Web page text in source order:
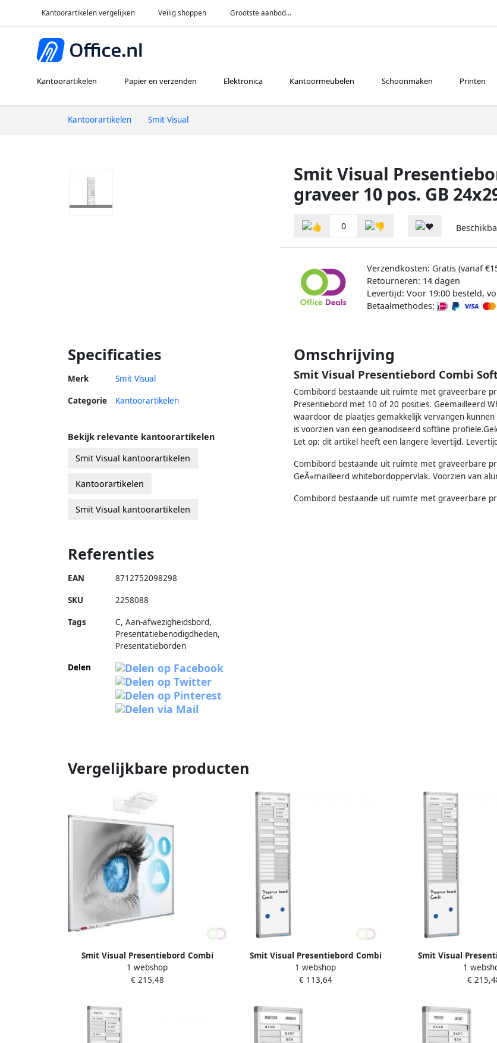
Kantoorartikelen vergelijken Veilig shoppen Grootste aanbod...
Kantoorartikelen Papier en verzenden Elektronica Kantoormeubelen Schoonmaken Printen
Kantoorartikelen Smit Visual
Smit Visual
graveer 10 pos. GB
0
Verzendkosten: Gratis (vanaf
Retourneren: 14 dagen
Levertijd: Voor 19:00 besteld,
Betaalmethodes:
Specificaties
Merk Smit Visual
Categorie Kantoorartikelen
Omschrijving
Smit Visual Presentiebord Combi
Combibord bestaande uit ruimte met graveerbare
Presentiebord met 10 of 20 posities. Geëmailleerd
waardoor de plaatjes gemakkelijk vervangen
is voorzien van een geanodiseerd softline
Let op: dit artikel heeft een langere levertijd.
Combibord bestaande uit ruimte met graveerbare
GeÃ«mailleerd whitebordoppervlak. Voorzien van
Combibord bestaande uit ruimte met graveerbare
Bekijk relevante kantoorartikelen
Smit Visual kantoorartikelen
Kantoorartikelen
Smit Visual kantoorartikelen
Referenties
EAN 8712752098298
SKU 2258088
Tags
C, Aan-afwezigheidsbord,
Presentatiebenodigdheden,
Presentatieborden
Delen
Vergelijkbare producten
Smit Visual Presentiebord Combi
Softline 16mm graveer 20 pos. GB
52x24cm
1 webshop
€ 215,48
Smit Visual Presentiebord Combi
Softline 16mm graveer 10 pos. NL
24x29cm
1 webshop
€ 113,64
Smit Visual
Softline 16mm
1
€